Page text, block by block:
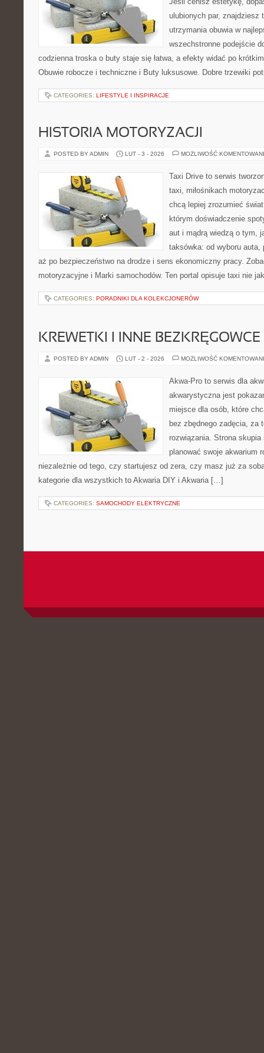
ulubionych par, znajdziesz
utrzymania obuwia w
wszechstronne podejście
codzienna troska o buty staje się łatwa, a efekty widać po
Obuwie robocze i techniczne i Buty luksusowe. Dobre trzewiki
CATEGORIES: LIFESTYLE I INSPIRACJE
HISTORIA MOTORYZACJI
POSTED BY ADMIN LUT - 3 - 2026 MOŻLIWOŚĆ
Taxi Drive to serwis
taxi, miłośnikach
chcą lepiej zrozumieć
którym doświadczenie
aut i mądrą wiedzą o tym,
taksówka: od wyboru
aż po bezpieczeństwo na drodze i sens ekonomiczny pracy.
motoryzacyjne i Marki samochodów. Ten portal opisuje taxi nie
CATEGORIES: PORADNIKI DLA KOLEKCJONERÓW
KREWETKI I INNE BEZKRĘGOWCE
POSTED BY ADMIN LUT - 2 - 2026 MOŻLIWOŚĆ
Akwa-Pro to serwis dla
akwarystyczna jest
miejsce dla osób, które
bez zbędnego zadęcia, za
rozwiązania. Strona
planować swoje akwarium
niezależnie od tego, czy startujesz od zera, czy masz już za
kategorie dla wszystkich to Akwaria DIY i Akwaria […]
CATEGORIES: SAMOCHODY ELEKTRYCZNE